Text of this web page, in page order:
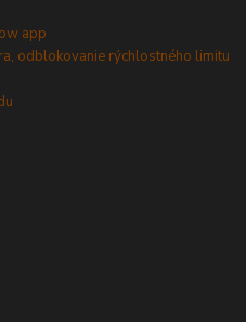
app
odblokovanie rýchlostného limitu